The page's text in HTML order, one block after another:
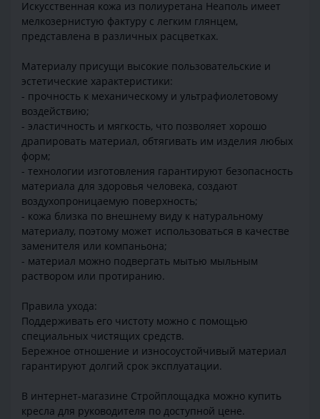
Искусственная кожа из полиуретана Неаполь имеет
мелкозернистую фактуру с легким глянцем,
представлена в различных расцветках.
Материалу присущи высокие пользовательские и
эстетические характеристики:
- прочность к механическому и ультрафиолетовому
воздействию;
- эластичность и мягкость, что позволяет хорошо
драпировать материал, обтягивать им изделия любых
форм;
- технологии изготовления гарантируют безопасность
материала для здоровья человека, создают
воздухопроницаемую поверхность;
- кожа близка по внешнему виду к натуральному
материалу, поэтому может использоваться в качестве
заменителя или компаньона;
- материал можно подвергать мытью мыльным
раствором или протиранию.
Правила ухода:
Поддерживать его чистоту можно с помощью
специальных чистящих средств.
Бережное отношение и износоустойчивый материал
гарантируют долгий срок эксплуатации.
В интернет-магазине Стройплощадка можно купить
кресла для руководителя по доступной цене.